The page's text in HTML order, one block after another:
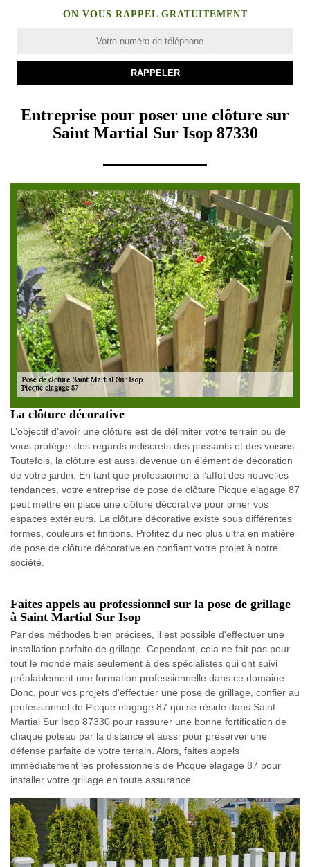
ON VOUS RAPPEL GRATUITEMENT
Entreprise pour poser une clôture sur
Saint Martial Sur Isop 87330
La clôture décorative
L’objectif d’avoir une clôture est de délimiter votre terrain ou de
vous protéger des regards indiscrets des passants et des voisins.
Toutefois, la clôture est aussi devenue un élément de décoration
de votre jardin. En tant que professionnel à l’affut des nouvelles
tendances, votre entreprise de pose de clôture Picque elagage 87
peut mettre en place une clôture décorative pour orner vos
espaces extérieurs. La clôture décorative existe sous différentes
formes, couleurs et finitions. Profitez du nec plus ultra en matière
de pose de clôture décorative en confiant votre projet à notre
société.
Faites appels au professionnel sur la pose de grillage
à Saint Martial Sur Isop
Par des méthodes bien précises, il est possible d'effectuer une
installation parfaite de grillage. Cependant, cela ne fait pas pour
tout le monde mais seulement à des spécialistes qui ont suivi
préalablement une formation professionnelle dans ce domaine.
Donc, pour vos projets d'effectuer une pose de grillage, confier au
professionnel de Picque elagage 87 qui se réside dans Saint
Martial Sur Isop 87330 pour rassurer une bonne fortification de
chaque poteau par la distance et aussi pour préserver une
défense parfaite de votre terrain. Alors, faites appels
immédiatement les professionnels de Picque elagage 87 pour
installer votre grillage en toute assurance.